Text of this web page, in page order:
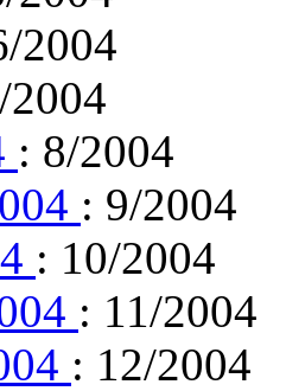
2004
2004
: 8/2004
: 9/2004
: 10/2004
: 11/2004
: 12/2004